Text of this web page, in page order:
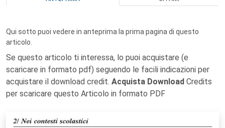
Qui sotto puoi vedere in anteprima la prima pagina di questo
articolo.
Se questo articolo ti interessa, lo puoi acquistare (e
scaricare in formato pdf) seguendo le facili indicazioni per
acquistare il download credit. Acquista Download Credits
per scaricare questo Articolo in formato PDF